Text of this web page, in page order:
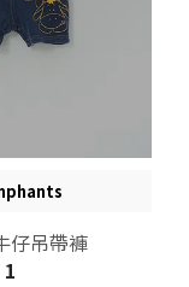
仔吊帶褲
1